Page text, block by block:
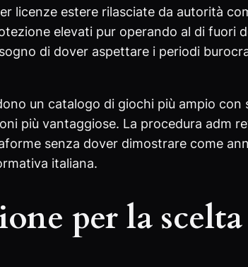
licenze estere rilasciate da autorità
elevati pur operando al di
di dover aspettare i periodi
un catalogo di giochi più ampio
più vantaggiose. La procedura adm
senza dover dimostrare come
italiana.
per la scelta